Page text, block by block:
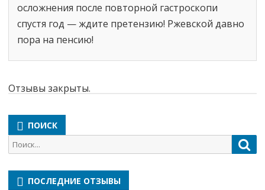
осложнения после повторной гастроскопи
спустя год — ждите претензию! Ржевской давно
пора на пенсию!
Отзывы закрыты.
ПОИСК
Поиск
для:
ПОСЛЕДНИЕ ОТЗЫВЫ